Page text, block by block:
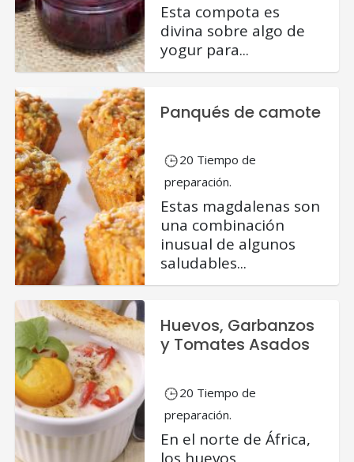
Esta compota es
divina sobre algo de
yogur para...
Panqués de camote
20 Tiempo de
preparación.
Estas magdalenas son
una combinación
inusual de algunos
saludables...
Huevos, Garbanzos
y Tomates Asados
20 Tiempo de
preparación.
En el norte de África,
los huevos